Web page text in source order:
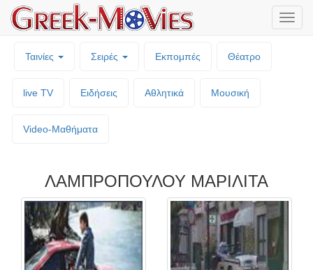
Ταινίες Σειρές Εκπομπές Θέατρο
live TV Ειδήσεις Αθλητικά Μουσική
Video-Mαθήματα
ΛΑΜΠΡΟΠΟΥΛΟΥ ΜΑΡΙΛΙΤΑ